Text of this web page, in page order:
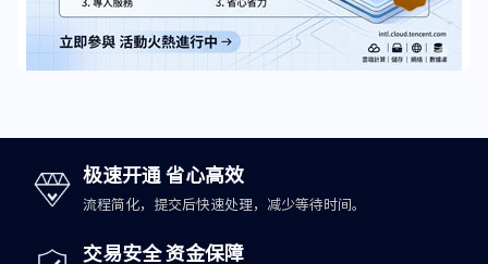
极速开通 省心高效
流程简化，提交后快速处理，减少等待时间。
交易安全 资金保障